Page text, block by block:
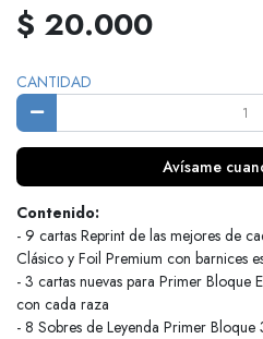
$ 20.000
CANTIDAD
Avísame
Contenido:
- 9 cartas Reprint de las mejores de
Clásico y Foil Premium con barnices
- 3 cartas nuevas para Primer Bloque
con cada raza
- 8 Sobres de Leyenda Primer Bloque